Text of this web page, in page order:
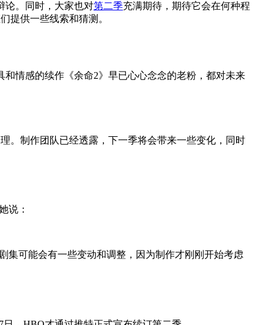
论。同时，大家也对第二季充满期待，期待它会在何种程
提供一些线索和猜测。
情感的续作《余命2》早已心心念念的老粉，都对未来
。制作团队已经透露，下一季将会带来一些变化，同时
说：
集可能会有一些变动和调整，因为制作才刚刚开始考虑